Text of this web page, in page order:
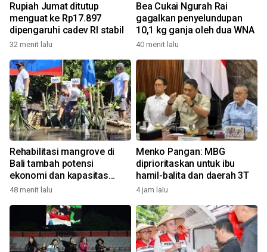
Rupiah Jumat ditutup
menguat ke Rp17.897
dipengaruhi cadev RI stabil
32 menit lalu
Bea Cukai Ngurah Rai
gagalkan penyelundupan
10,1 kg ganja oleh dua WNA
40 menit lalu
Rehabilitasi mangrove di
Bali tambah potensi
ekonomi dan kapasitas
nelayan kelola ekowisata
48 menit lalu
Menko Pangan: MBG
diprioritaskan untuk ibu
hamil-balita dan daerah 3T
4 jam lalu